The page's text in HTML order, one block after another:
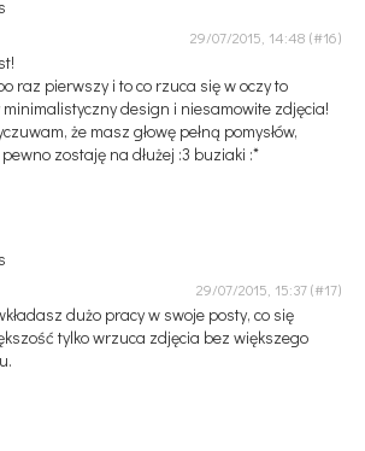
29/07/2015, 14:48
raz pierwszy i to co rzuca się w oczy to
design i niesamowite zdjęcia!
że masz głowę pełną pomysłów,
zostaję na dłużej :3 buziaki :*
29/07/2015, 15:37
dużo pracy w swoje posty, co się
tylko wrzuca zdjęcia bez większego